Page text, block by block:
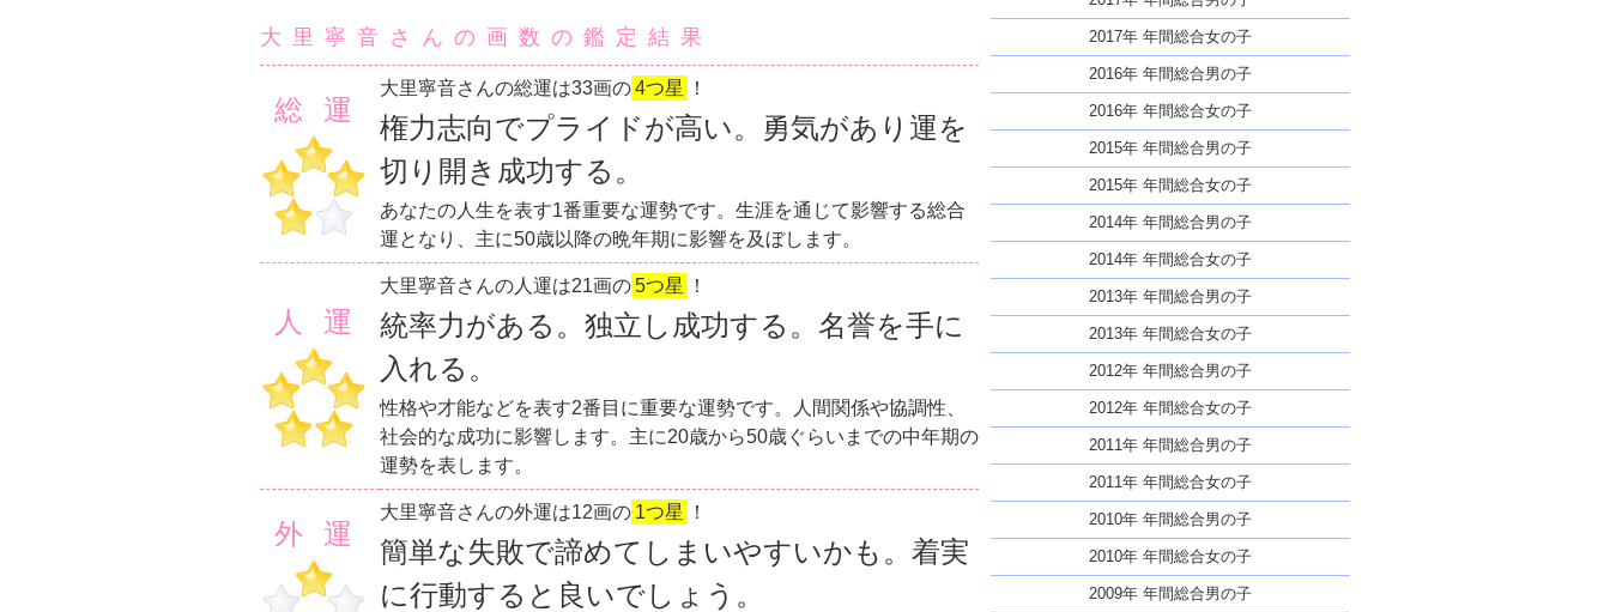
大里寧音さんの画数の鑑定結果
総運
大里寧音さんの総運は33画の4つ星 ！
権力志向でプライドが高い。勇気があり運を
切り開き成功する。
あなたの人生を表す1番重要な運勢です。生涯を通じて影響する総合
運となり、主に50歳以降の晩年期に影響を及ぼします。
人運
大里寧音さんの人運は21画の5つ星 ！
統率力がある。独立し成功する。名誉を手に
入れる。
性格や才能などを表す2番目に重要な運勢です。人間関係や協調性、
社会的な成功に影響します。主に20歳から50歳ぐらいまでの中年期の
運勢を表します。
外運
大里寧音さんの外運は12画の 1つ星 ！
簡単な失敗で諦めてしまいやすいかも。着実
に行動すると良いでしょう。
2017年 年間総合女の子
2016年 年間総合男の子
2016年 年間総合女の子
2015年 年間総合男の子
2015年 年間総合女の子
2014年 年間総合男の子
2014年 年間総合女の子
2013年 年間総合男の子
2013年 年間総合女の子
2012年 年間総合男の子
2012年 年間総合女の子
2011年 年間総合男の子
2011年 年間総合女の子
2010年 年間総合男の子
2010年 年間総合女の子
2009年 年間総合男の子